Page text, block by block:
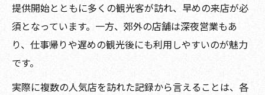
提供開始とともに多くの観光客が訪れ、早めの来店が必
須となっています。一方、郊外の店舗は深夜営業もあ
り、仕事帰りや遅めの観光後にも利用しやすいのが魅力
です。
実際に複数の人気店を訪れた記録から言えることは、各